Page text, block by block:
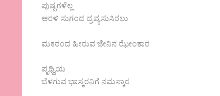
ಪುಷ್ಪಗಳೆಲ್ಲ‌
ಆರಳಿ ಸುಗಂದ ದ್ರವ್ಯಸುಸಿರಲು
ಮಕರಂದ ಹೀರುವ ಜೇನಿನ ಝೇಂಕಾರ
ಪೃಥ್ವಿಯ
ಬೆಳಗುವ ಭಾಸ್ಕರನಿಗೆ ನಮಸ್ಕಾರ